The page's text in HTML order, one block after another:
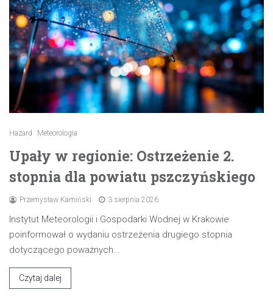
Hazard Meteorologia
Upały w regionie: Ostrzeżenie 2.
stopnia dla powiatu pszczyńskiego
Przemysław Kamiński 3 sierpnia 2026
Instytut Meteorologii i Gospodarki Wodnej w Krakowie
poinformował o wydaniu ostrzeżenia drugiego stopnia
dotyczącego poważnych…
Czytaj dalej